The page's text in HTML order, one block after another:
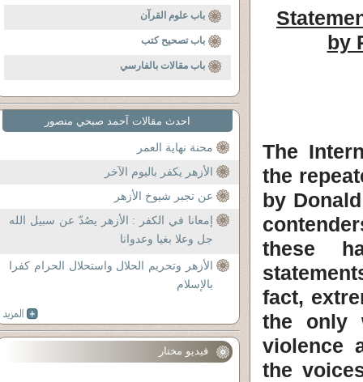
by
The
the
by
these
fact,
the only
violence
the
باب علوم القرآن
باب تصحيح كتب
باب مقالات بالفارسي
احدث مقالات آحمد صبحي منصور
محنة نهاية العمر
الأزهر يكفر باليوم الآخر
عن تجبر شيوخ الأزهر
إمعانا في الكفر : الأزهر يصُدّ عن سبيل الله
جل وعلا بغيا وعدوانا
الأزهر وتحريم الحلال واستحلال الحرام كفرا
بالإسلام
فيديو مختار